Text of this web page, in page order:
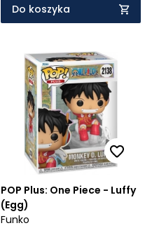
Do koszyka
POP Plus: One Piece - Luffy
(Egg)
Funko